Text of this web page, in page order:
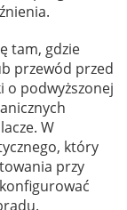
tam, gdzie
przewód przed
o podwyższonej
W
który
przy